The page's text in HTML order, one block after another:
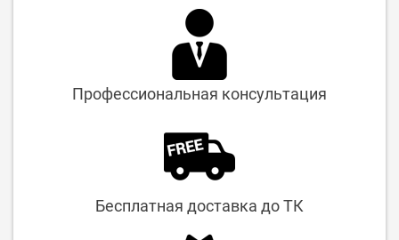
Профессиональная консультация
Бесплатная доставка до ТК